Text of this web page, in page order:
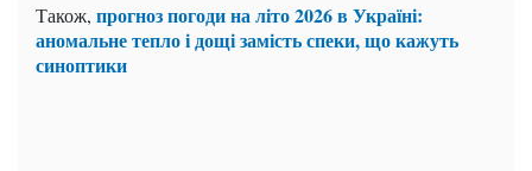
Також, прогноз погоди на літо 2026 в Україні:
аномальне тепло і дощі замість спеки, що кажуть
синоптики